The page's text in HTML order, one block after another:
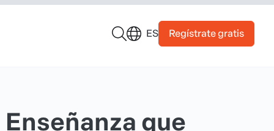
ES Regístrate gratis
que